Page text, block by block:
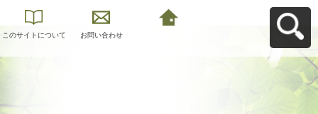
このサイトについて お問い合わせ